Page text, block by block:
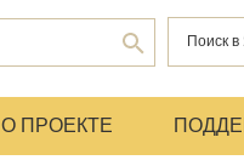
О ПРОЕКТЕ